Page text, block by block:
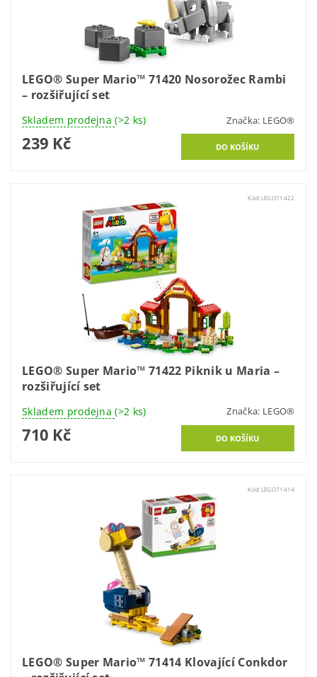
LEGO® Super Mario™ 71420 Nosorožec Rambi
– rozšiřující set
Skladem prodejna(>2 ks) Značka: LEGO®
239 Kč
Kód: LEGO71422
LEGO® Super Mario™ 71422 Piknik u Maria –
rozšiřující set
Skladem prodejna(>2 ks) Značka: LEGO®
710 Kč
Kód: LEGO71414
LEGO® Super Mario™ 71414 Klovající Conkdor